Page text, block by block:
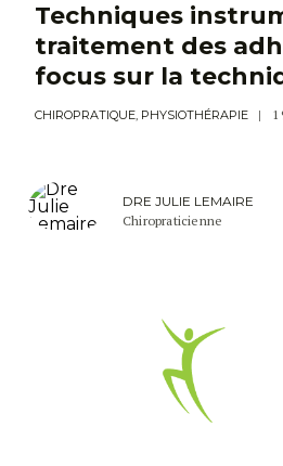
Techniques
traitement des
focus sur la
CHIROPRATIQUE, PHYSIOTHÉRAPIE
DRE JULIE LEMAIRE
Chiropraticienne